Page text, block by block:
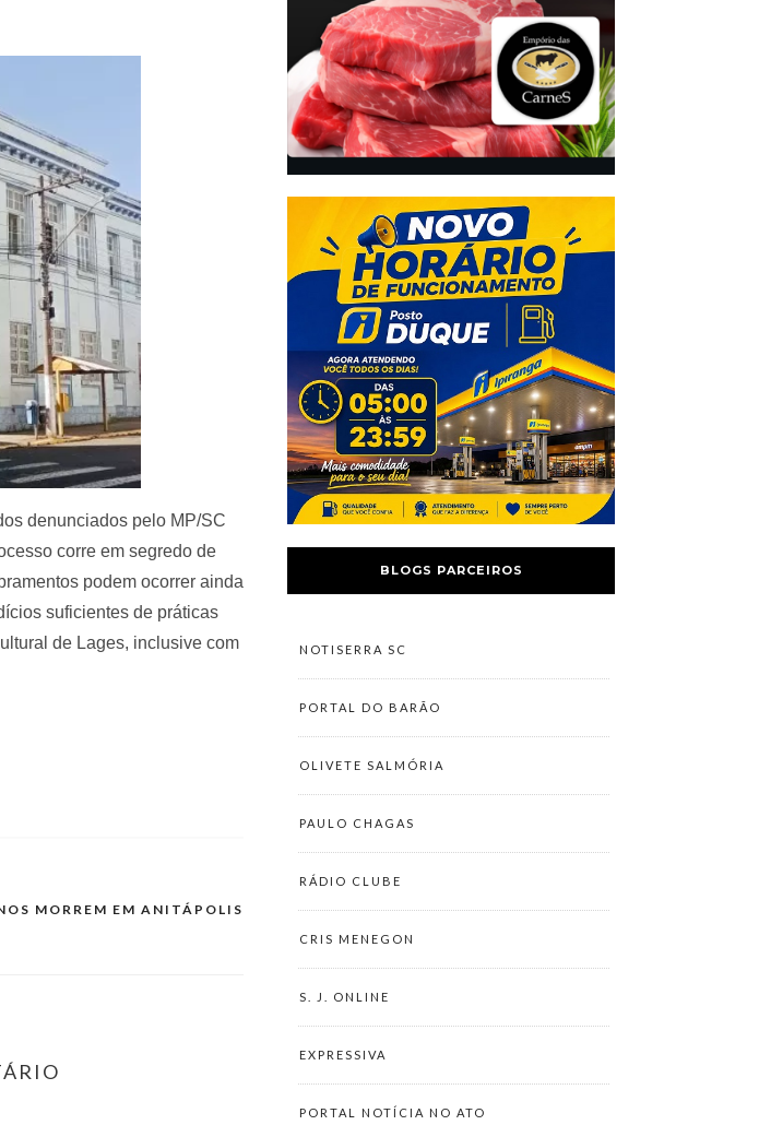
denunciados pelo MP/SC
corre em segredo de
podem ocorrer ainda
suficientes de práticas
de Lages, inclusive com
MORREM EM ANITÁPOLIS
BLOGS PARCEIROS
NOTISERRA SC
PORTAL DO BARÃO
OLIVETE SALMÓRIA
PAULO CHAGAS
RÁDIO CLUBE
CRIS MENEGON
S. J. ONLINE
EXPRESSIVA
PORTAL NOTÍCIA NO ATO